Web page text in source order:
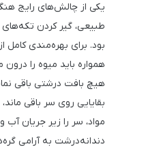
یکی از چالش‌های رایج
طبیعی، گیر کردن تکه‌های
بود. برای بهره‌مندی کامل
همواره باید میوه را درون
هیچ بافت درشتی باقی
بقایایی روی سر باقی
مواد، سر را زیر جریان آب
دندانه‌درشت به آرامی